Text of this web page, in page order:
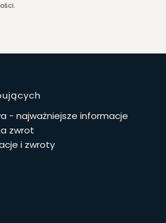
- najważniejsze informacje
zwrot
i zwroty